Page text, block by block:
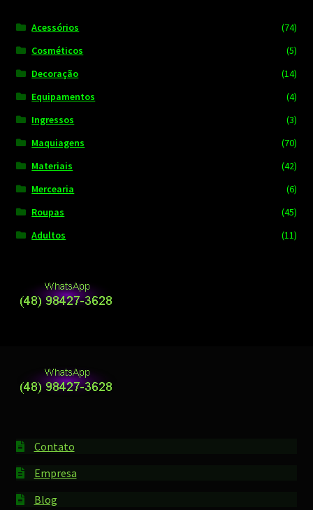
Acessórios
(74)
Cosméticos
(5)
Decoração
(14)
Equipamentos
(4)
Ingressos
(3)
Maquiagens
(70)
Materiais
(42)
Mercearia
(6)
Roupas
(45)
Adultos
(11)
Contato
Empresa
Blog